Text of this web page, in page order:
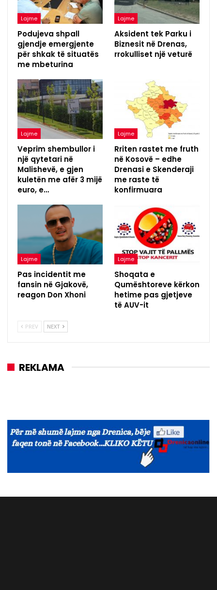
Lajme
Podujeva shpall
gjendje emergjente
për shkak të situatës
me mbeturina
Lajme
Aksident tek Parku i
Biznesit në Drenas,
rrokulliset një veturë
Lajme
Veprim shembullor i
një qytetari në
Malishevë, e gjen
kuletën me afër 3 mijë
euro, e…
Lajme
Rriten rastet me fruth
në Kosovë – edhe
Drenasi e Skenderaji
me raste të
konfirmuara
Lajme
Pas incidentit me
fansin në Gjakovë,
reagon Don Xhoni
Lajme
Shoqata e
Qumështoreve kërkon
hetime pas gjetjeve
të AUV-it
PREV NEXT
REKLAMA